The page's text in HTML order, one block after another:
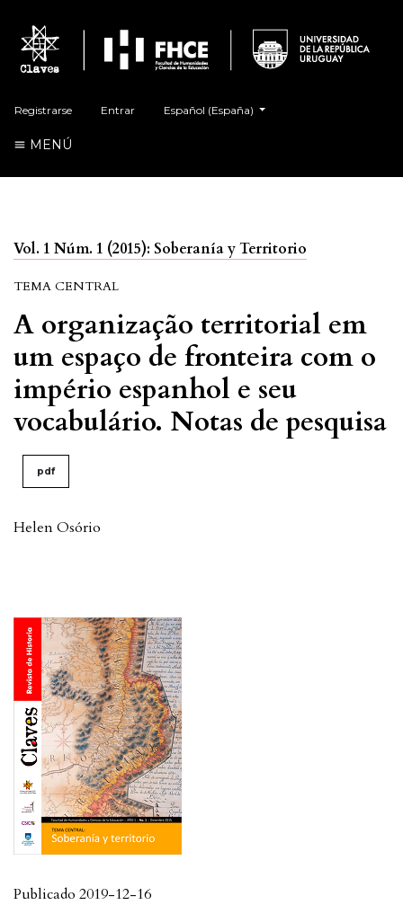
Registrarse Entrar Español (España)
MENÚ
Vol. 1 Núm. 1 (2015): Soberanía y Territorio
TEMA CENTRAL
A organização territorial em
um espaço de fronteira com o
império espanhol e seu
vocabulário. Notas de pesquisa
pdf
Helen Osório
Publicado 2019-12-16